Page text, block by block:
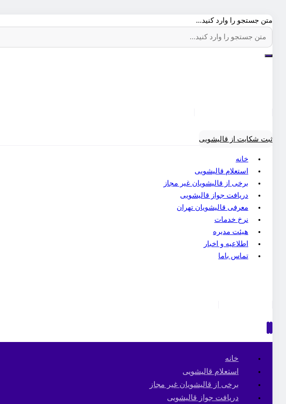
متن جستجو را وارد کنید...
ثبت شکایت از قالیشویی
خانه
استعلام قالیشویی
برخی از قالیشویان غیر مجاز
دریافت جواز قالیشویی
معرفی قالیشویان تهران
نرخ خدمات
هیئت مدیره
اطلاعیه و اخبار
تماس باما
خانه
استعلام قالیشویی
برخی از قالیشویان غیر مجاز
دریافت جواز قالیشویی